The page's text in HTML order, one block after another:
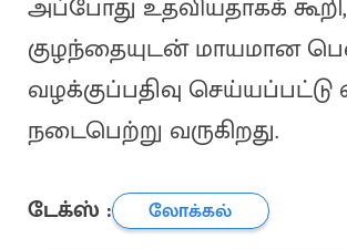
அப்போது உதவியதாகக் கூறி,
குழந்தையுடன் மாயமான
வழக்குப்பதிவு
நடைபெற்று வருகிறது.
டேக்ஸ் :
லோக்கல்